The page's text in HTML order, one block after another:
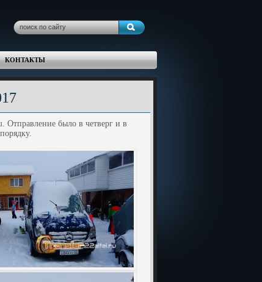
КОНТАКТЫ
Отправление было в четверг и в